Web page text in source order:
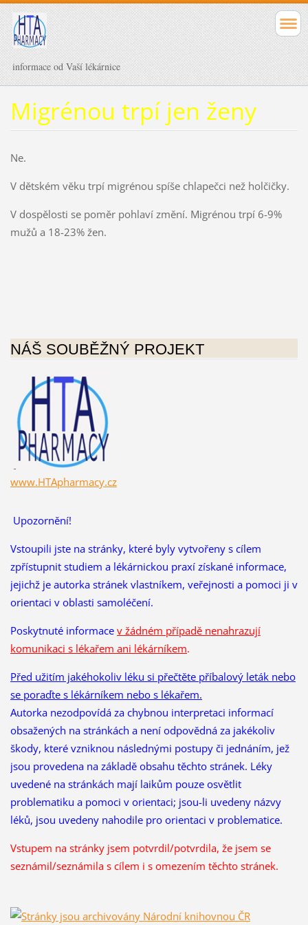
informace od Vaší lékárnice
Migrénou trpí jen ženy
Ne.
V dětském věku trpí migrénou spíše chlapečci než holčičky.
V dospělosti se poměr pohlaví změní. Migrénou trpí 6-9%
mužů a 18-23% žen.
NÁŠ SOUBĚŽNÝ PROJEKT
www.HTApharmacy.cz
Upozornění!
Vstoupili jste na stránky, které byly vytvořeny s cílem
zpřístupnit studiem a lékárnickou praxí získané informace,
jejichž je autorka stránek vlastníkem, veřejnosti a pomoci ji v
orientaci v oblasti samoléčení.
Poskytnuté informace v žádném případě nenahrazují
komunikaci s lékařem ani lékárníkem.
Před užitím jakéhokoliv léku si přečtěte příbalový leták nebo
se poraďte s lékárníkem nebo s lékařem.
Autorka nezodpovídá za chybnou interpretaci informací
obsažených na stránkách a není odpovědná za jakékoliv
škody, které vzniknou následnými postupy či jednáním, jež
jsou provedena na základě obsahu těchto stránek. Léky
uvedené na stránkách mají laikům pouze osvětlit
problematiku a pomoci v orientaci; jsou-li uvedeny názvy
léků, jsou uvedeny nahodile pro orientaci v problematice.
Vstupem na stránky jsem potvrdil/potvrdila, že jsem se
seznámil/seznámila s cílem i s omezením těchto stránek.